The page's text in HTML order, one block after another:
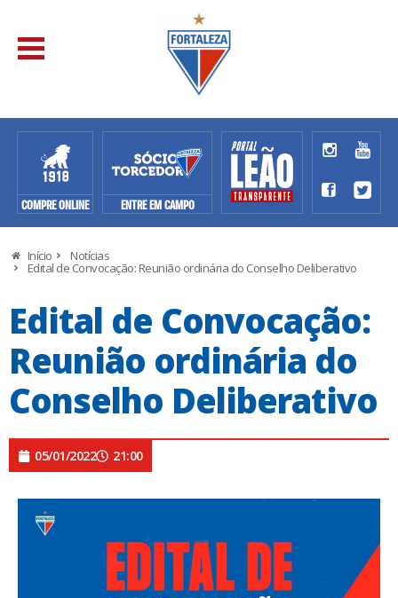
COMPRE ONLINE ENTRE EM CAMPO
Início Notícias
Edital de Convocação: Reunião ordinária do Conselho Deliberativo
Edital de Convocação:
Reunião ordinária do
Conselho Deliberativo
05/01/2022 21:00